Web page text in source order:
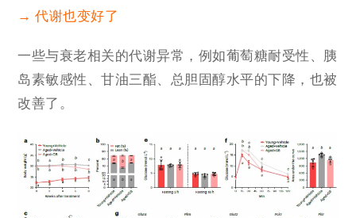
→ 代谢也变好了
一些与衰老相关的代谢异常，例如葡萄糖耐受性、胰
岛素敏感性、甘油三酯、总胆固醇水平的下降，也被
改善了。